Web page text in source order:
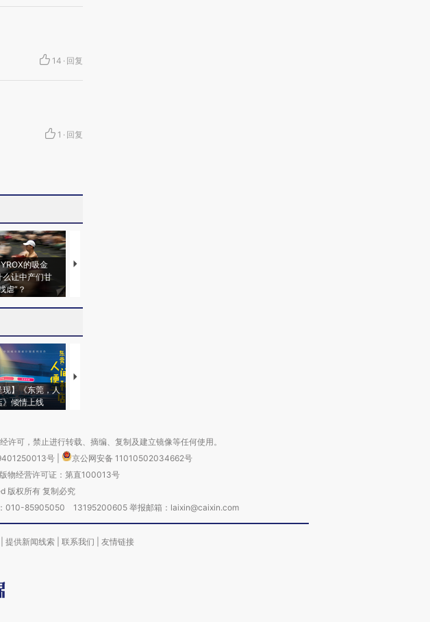
14 · 回复
1 · 回复
的吸金
么让中产们甘
虐”？
马航飞行员跨国走私7万
现】《东莞，人
》倾情上线
【推广】走进第四届链博
可，禁止进行转载、摘编、复制及建立镜像等任何使用。
号
京公网安备 11010502034662号
物经营许可证：第直100013号
版权所有 复制必究
：010-85905050 13195200605 举报邮箱：laixin@caixin.com
提供新闻线索 联系我们 友情链接